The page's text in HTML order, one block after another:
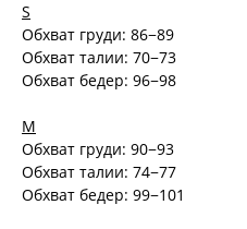
S
Обхват груди: 86−89
Обхват талии: 70−73
Обхват бедер: 96−98
M
Обхват груди: 90−93
Обхват талии: 74−77
Обхват бедер: 99−101